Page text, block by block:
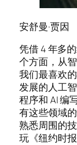
安舒曼·贾因
凭借 4 年多
个方面，从
我们最喜欢
发展的人工
程序和 AI 编
有这些领域
熟悉周围的
玩《纽约时报